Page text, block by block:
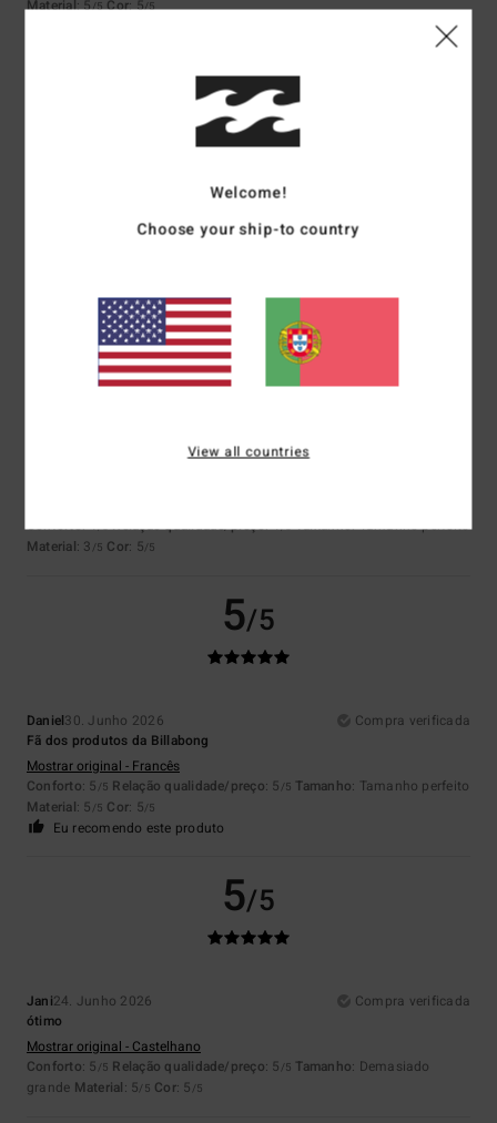
Material: 5/5 Cor: 5/5
5/5
Mostrar original - Francês
Relação qualidade/preço: 5 Tamanho: Tamanho perfeito
5
Conforto: 4/5 Relação qualidade/preço: 4/5 Tamanho: Tamanho perfeito
Material: 3 /5 Cor: 5/5
5/5
Daniel30. Junho 2026
Compra verificada
Fã dos produtos da Billabong
Mostrar original - Francês
Conforto: 5 /5 Relação qualidade/preço: 5 /5 Tamanho: Tamanho perfeito
Material: 5 /5 Cor: 5/5
Eu recomendo este produto
5/5
Jani24. Junho 2026
Compra verificada
ótimo
Mostrar original - Castelhano
Conforto: 5 /5 Relação qualidade/preço: 5 /5 Tamanho: Demasiado
grande Material: 5/5 Cor: 5 /5
Welcome!
Choose your ship-to country
View all countries